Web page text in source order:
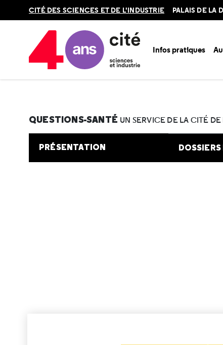
en
CITÉ DES SCIENCES ET DE L'INDUSTRIE PALAIS DE LA
Infos pratiques
Accueil Au programme
QUESTIONS-SANTÉ UN SERVICE DE LA CITÉ DE
PRÉSENTATION